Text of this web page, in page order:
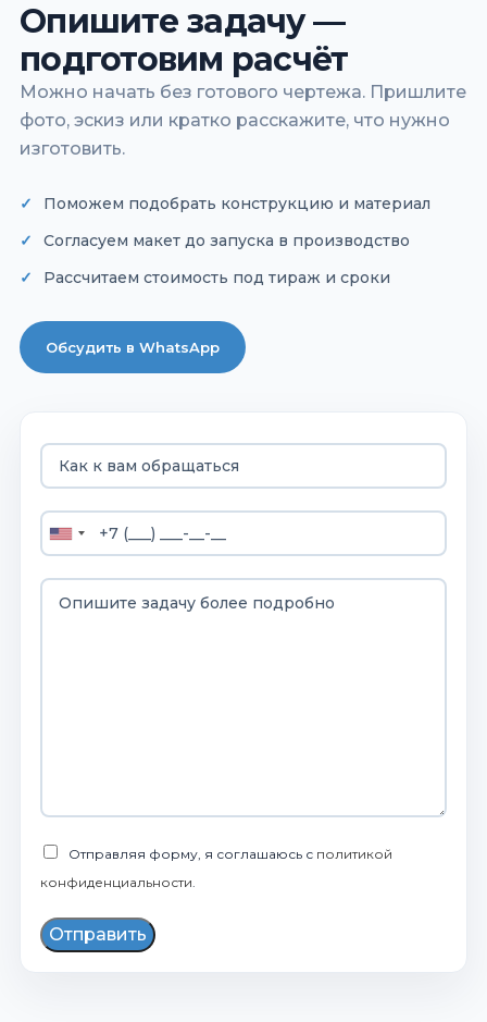
Опишите задачу —
подготовим расчёт
Можно начать без готового чертежа. Пришлите
фото, эскиз или кратко расскажите, что нужно
изготовить.
Поможем подобрать конструкцию и материал
Согласуем макет до запуска в производство
Рассчитаем стоимость под тираж и сроки
Обсудить в WhatsApp
Отправляя форму, я соглашаюсь с политикой
конфиденциальности.
Отправить